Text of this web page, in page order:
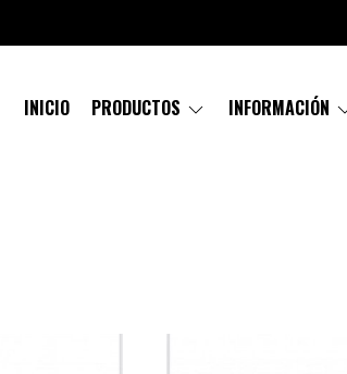
INICIO PRODUCTOS INFORMACIÓN